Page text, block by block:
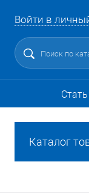
Войти в
Каталог